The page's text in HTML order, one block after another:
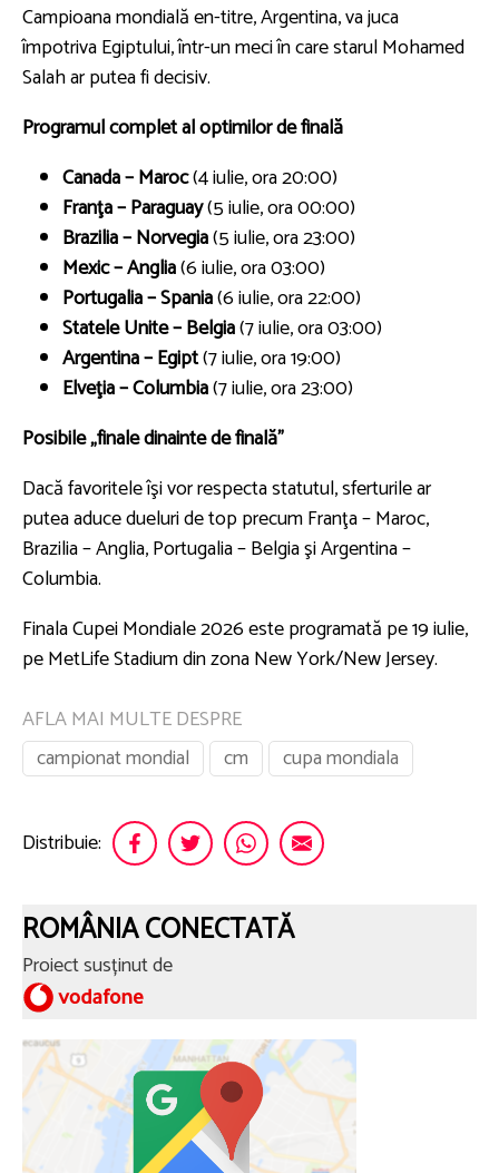
Campioana mondială en-titre, Argentina, va juca
împotriva Egiptului, într-un meci în care starul Mohamed
Salah ar putea fi decisiv.
Programul complet al optimilor de finală
Canada – Maroc(4 iulie, ora 20:00)
Franţa – Paraguay(5 iulie, ora 00:00)
Brazilia – Norvegia(5 iulie, ora 23:00)
Mexic – Anglia(6 iulie, ora 03:00)
Portugalia – Spania(6 iulie, ora 22:00)
Statele Unite – Belgia(7 iulie, ora 03:00)
Argentina – Egipt(7 iulie, ora 19:00)
Elveţia – Columbia(7 iulie, ora 23:00)
Posibile „finale dinainte de finală”
Dacă favoritele îşi vor respecta statutul, sferturile ar
putea aduce dueluri de top precum Franţa – Maroc,
Brazilia – Anglia, Portugalia – Belgia şi Argentina –
Columbia.
Finala Cupei Mondiale 2026 este programată pe 19 iulie,
pe MetLife Stadium din zona New York/New Jersey.
AFLA MAI MULTE DESPRE
campionat mondial
cm cupa mondiala
Distribuie:
ROMÂNIA CONECTATĂ
Proiect susținut de